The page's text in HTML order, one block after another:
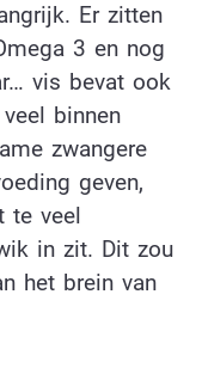
Er zitten
3 en nog
vis bevat ook
binnen
zwangere
geven,
te veel
in zit. Dit zou
het brein van